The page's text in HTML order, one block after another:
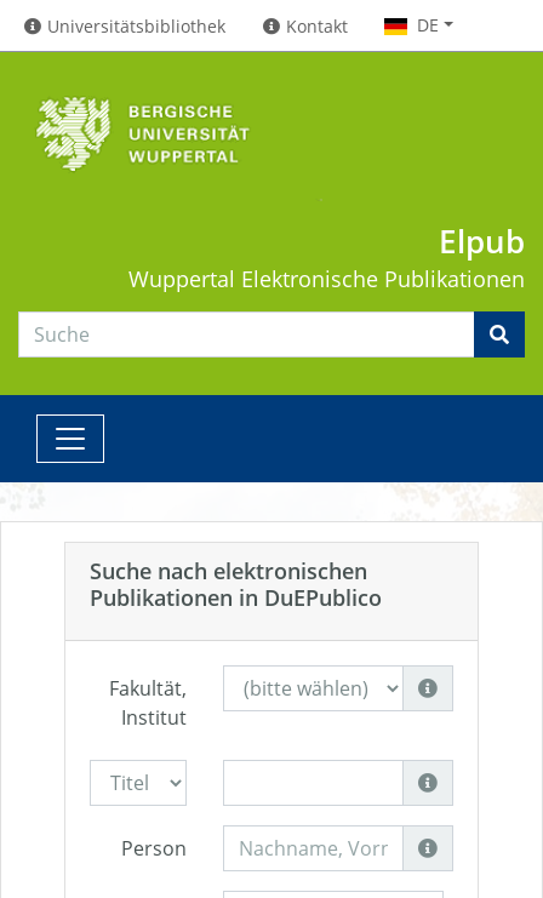
Universitätsbibliothek Kontakt DE
Elpub
Wuppertal Elektronische Publikationen
Suche nach elektronischen
Publikationen in DuEPublico
Fakultät,
Institut
Person